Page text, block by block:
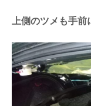
上側のツメも手